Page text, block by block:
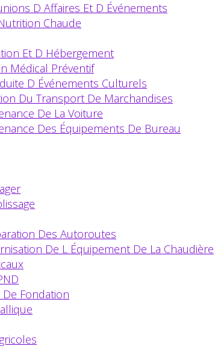
D Affaires Et D Événements
Chaude
Et D Hébergement
Médical Préventif
D Événements Culturels
Du Transport De Marchandises
De La Voiture
Des Équipements De Bureau
Des Autoroutes
De L Équipement De La Chaudière
Fondation